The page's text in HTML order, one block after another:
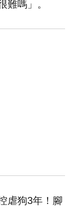
難嗎」。
虐狗3年！腳